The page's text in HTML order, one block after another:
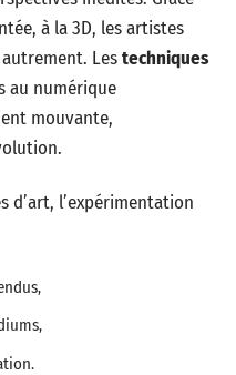
à la 3D, les artistes
Lestechniques
au numérique
mouvante,
d’art, l’expérimentation